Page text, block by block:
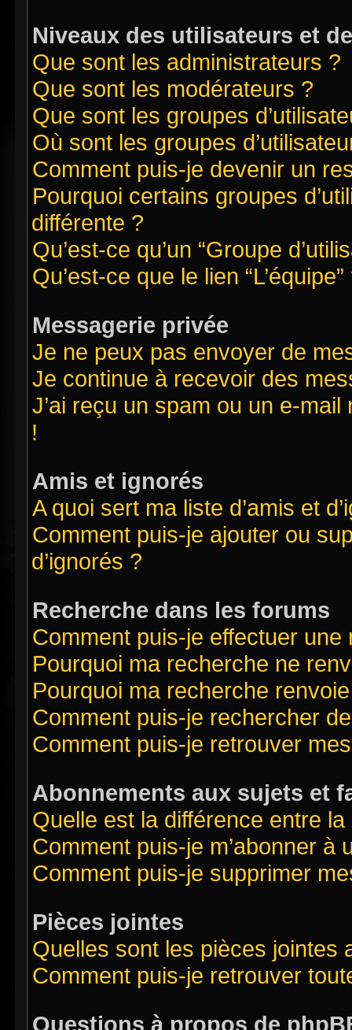
Niveaux des utilisateurs et
Que sont les administrateurs ?
Que sont les modérateurs ?
Que sont les groupes
Où sont les groupes
Comment puis-je devenir un
Pourquoi certains groupes
différente ?
Qu’est-ce qu’un “Groupe
Qu’est-ce que le lien “L’équipe”
Messagerie privée
Je ne peux pas envoyer de
Je continue à recevoir des
J’ai reçu un spam ou un e-
!
Amis et ignorés
A quoi sert ma liste d’amis et
Comment puis-je ajouter ou
d’ignorés ?
Recherche dans les forums
Comment puis-je effectuer
Pourquoi ma recherche ne
Pourquoi ma recherche
Comment puis-je rechercher
Comment puis-je retrouver
Abonnements aux sujets et
Quelle est la différence entre
Comment puis-je m’abonner
Comment puis-je supprimer
Pièces jointes
Quelles sont les pièces jointes
Comment puis-je retrouver
Questions à propos de